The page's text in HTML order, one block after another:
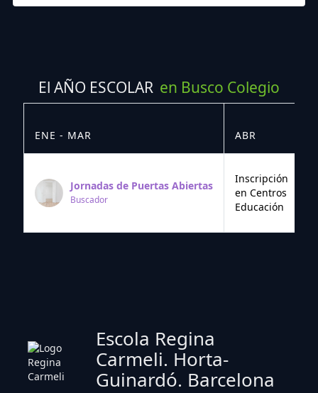
El AÑO ESCOLAR en Busco Colegio
ENE - MAR ABR
Jornadas de Puertas Abiertas
Buscador
Inscripción
en Centros
Educación
Escola Regina
Carmeli. Horta-
Guinardó. Barcelona